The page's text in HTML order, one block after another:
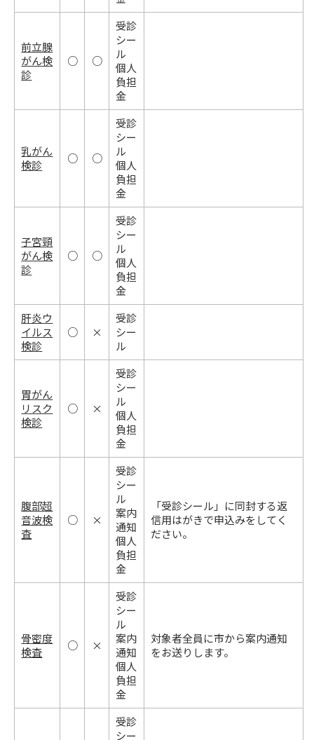
前立腺
がん検
診
○ ○
受診
シー
ル
個人
負担
金
乳がん
検診
○ ○
受診
シー
ル
個人
負担
金
子宮頸
がん検
診
○ ○
受診
シー
ル
個人
負担
金
肝炎ウ
イルス
検診
○ ×
受診
シー
ル
胃がん
リスク
検診
○ ×
受診
シー
ル
個人
負担
金
腹部超
音波検
査
○ ×
受診
シー
ル
案内
通知
個人
負担
金
「受診シール」に同封する返
信用はがきで申込みをしてく
ださい。
骨密度
検査
○ ×
受診
シー
ル
案内
通知
個人
負担
金
対象者全員に市から案内通知
をお送りします。
受診
シー